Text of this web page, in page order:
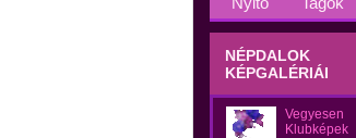
NÉPDALOK
KÉPGALÉRIÁI
Vegyesen
Klubképek